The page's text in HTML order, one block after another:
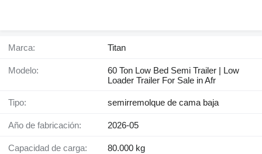
Marca: Titan
Modelo:
60 Ton Low Bed Semi Trailer | Low
Loader Trailer For Sale in Afr
Tipo: semirremolque de cama baja
Año de fabricación: 2026-05
Capacidad de carga: 80.000 kg